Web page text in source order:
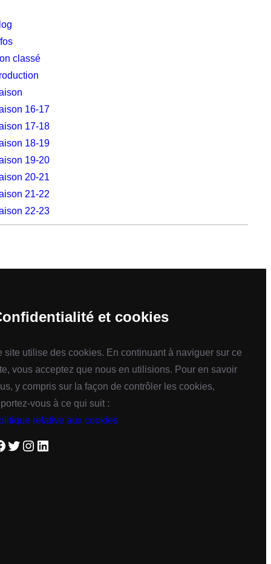
classé
16-17
17-18
18-19
19-20
20-21
21-22
22-23
et cookies
site utilise des cookies. En continuant à naviguer sur ce
vous acceptez que nous en utilisions. Pour en savoir
y compris sur la façon de contrôler les cookies,
vous à ce qui suit :
relative aux cookies
Twitter Instagram LinkedIn